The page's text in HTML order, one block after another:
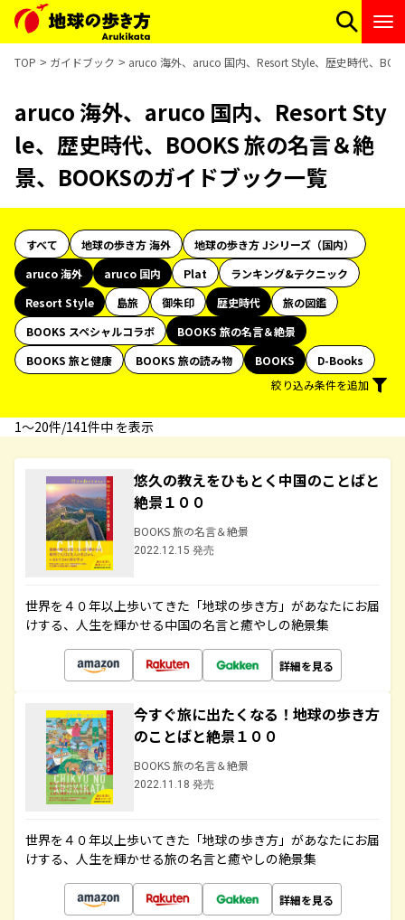
TOP ガイドブック aruco 海外、aruco 国内、Resort Style、歴史時代、
aruco 海外、aruco 国内、Resort Sty
le、歴史時代、BOOKS 旅の名言＆絶
景、BOOKSのガイドブック一覧
すべて 地球の歩き方 海外
地球の歩き方 Jシリーズ（国内）
aruco 海外
aruco 国内 Plat
ランキング&テクニック
Resort Style
島旅 御朱印 歴史時代
旅の図鑑
BOOKS スペシャルコラボ
BOOKS 旅の名言＆絶景
BOOKS 旅と健康
BOOKS 旅の読み物 BOOKS
D-Books
絞り込み条件を追加
1〜20件/141件中 を表示
悠久の教えをひもとく中国のことばと
絶景１００
BOOKS 旅の名言＆絶景
2022.12.15 発売
世界を４０年以上歩いてきた「地球の歩き方」があなたにお届
けする、人生を輝かせる中国の名言と癒やしの絶景集
詳細を見る
今すぐ旅に出たくなる！地球の歩き方
のことばと絶景１００
BOOKS 旅の名言＆絶景
2022.11.18 発売
世界を４０年以上歩いてきた「地球の歩き方」があなたにお届
けする、人生を輝かせる旅の名言と癒やしの絶景集
詳細を見る